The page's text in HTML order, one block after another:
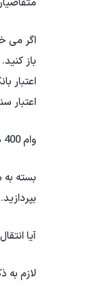
باز
اعتبار
اعتبار
وام 400 میلیون بانک Tomans Resalat چقدر است؟
بپردازید. سود کل تسهیلات
آیا انتقال نمره
لازم به